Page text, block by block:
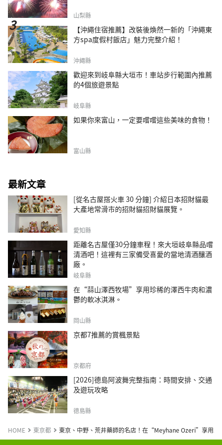
山梨縣
【沖繩住宿推薦】改裝後煥然一新的「沖繩東
方spa度假村飯店」魅力完整介紹！
沖繩縣
歡迎來到岐阜縣大垣市！車站步行範圍內推薦
的4個旅遊景點
岐阜縣
如果你來富山，一定要嚐嚐這些美味的食物！
富山縣
最新文章
[從名古屋搭火車 30 分鐘] 介紹日本招財貓最
大產地常滑市的招財貓招財貓展覽。
愛知縣
距離名古屋僅30分鐘車程！來大垣岐阜縣品嚐
清酒吧！這裡有三家備受喜愛的當地清酒釀酒
廠。
岐阜縣
在“蒜山澤西牧場”享用珍稀的澤西牛肉和濃
鬱的軟冰淇淋。
岡山縣
京都7推薦的賞楓景點
京都府
[2026]德島阿波舞完整指南：時間安排、交通
及遊玩攻略
德島縣
HOME 東京都 東京、中野、荒井藥師的名店！在“Meyhane Ozeri”享用正